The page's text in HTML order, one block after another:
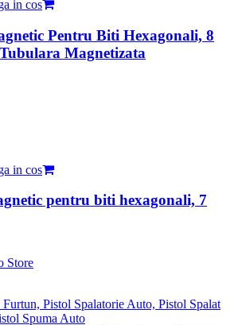
in cos
Pentru Biti Hexagonali, 8
Magnetizata
in cos
pentru biti hexagonali, 7
Store